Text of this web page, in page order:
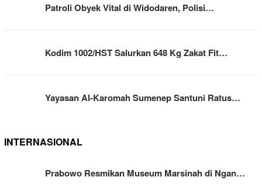
Patroli Obyek Vital di Widodaren, Polisi…
Kodim 1002/HST Salurkan 648 Kg Zakat Fit…
Yayasan Al-Karomah Sumenep Santuni Ratus…
INTERNASIONAL
Prabowo Resmikan Museum Marsinah di Ngan…